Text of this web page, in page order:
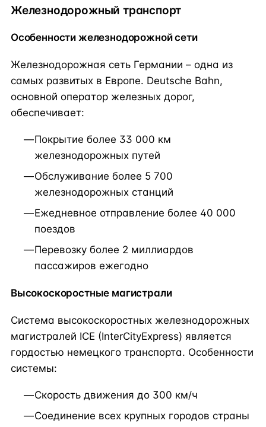
Железнодорожный транспорт
Особенности железнодорожной сети
Железнодорожная сеть Германии – одна из
самых развитых в Европе. Deutsche Bahn,
основной оператор железных дорог,
обеспечивает:
Покрытие более 33 000 км
железнодорожных путей
Обслуживание более 5 700
железнодорожных станций
Ежедневное отправление более 40 000
поездов
Перевозку более 2 миллиардов
пассажиров ежегодно
Высокоскоростные магистрали
Система высокоскоростных железнодорожных
магистралей ICE (InterCityExpress) является
гордостью немецкого транспорта. Особенности
системы:
Скорость движения до 300 км/ч
Соединение всех крупных городов страны